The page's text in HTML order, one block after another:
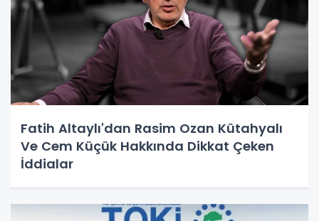
Fatih Altaylı'dan Rasim Ozan Kütahyalı
Ve Cem Küçük Hakkında Dikkat Çeken
İddialar